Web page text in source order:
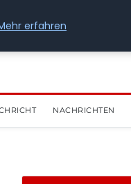
NACHRICHTEN
erfahren